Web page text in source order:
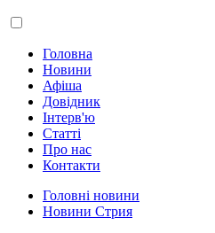
Головна
Новини
Афіша
Довідник
Інтерв'ю
Статті
Про нас
Контакти
Головні новини
Новини Стрия